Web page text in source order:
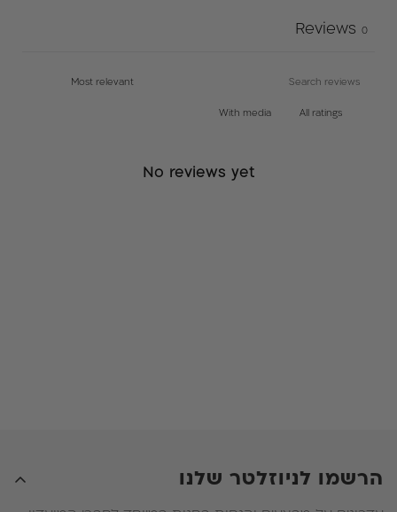
שנים – אחריות יצרן.
ימים עם ניילון בלבד ובמידה ולא יעמוד בצפיותיו יהיה הלקוח
Reviews 0
With media
No reviews yet
הרשמו לניוזלטר שלנו